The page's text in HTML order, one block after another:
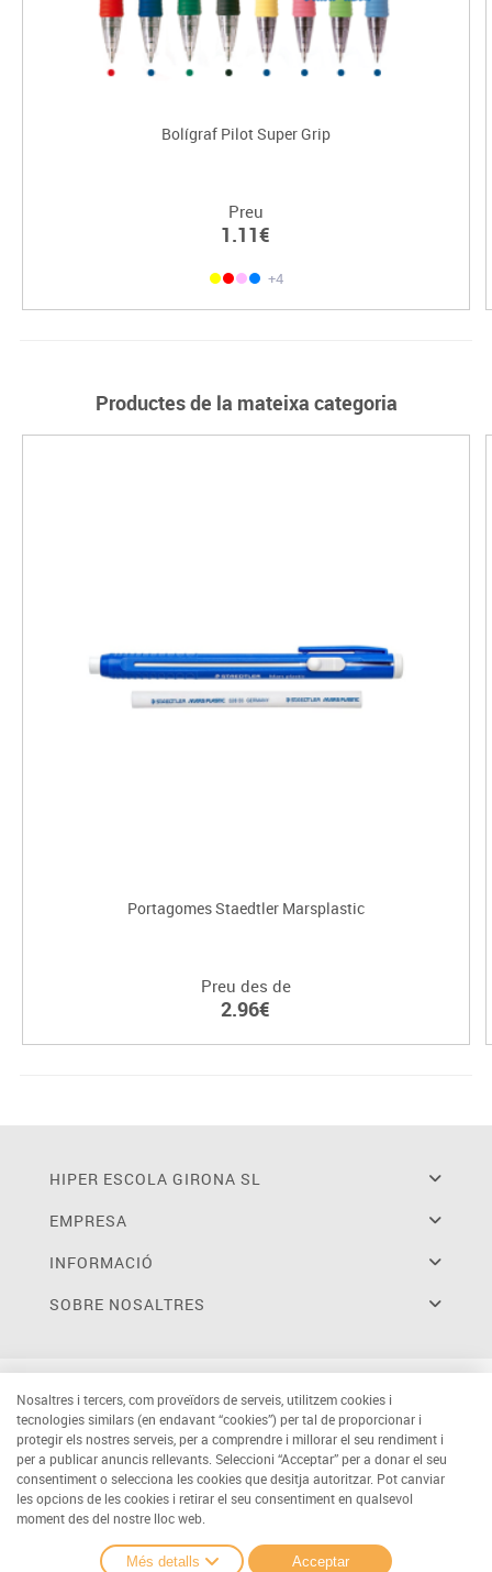
Bolígraf Pilot Super Grip
Preu
1.11€
+4
Productes de la mateixa categoria
Portagomes Staedtler Marsplastic
Preu des de
2.96€
HIPER ESCOLA GIRONA SL
EMPRESA
INFORMACIÓ
SOBRE NOSALTRES
Nosaltres i tercers, com proveïdors de serveis, utilitzem cookies i
tecnologies similars (en endavant “cookies”) per tal de proporcionar i
protegir els nostres serveis, per a comprendre i millorar el seu rendiment i
per a publicar anuncis rellevants. Seleccioni “Acceptar” per a donar el seu
consentiment o selecciona les cookies que desitja autoritzar. Pot canviar
les opcions de les cookies i retirar el seu consentiment en qualsevol
moment des del nostre lloc web.
Més detalls Acceptar